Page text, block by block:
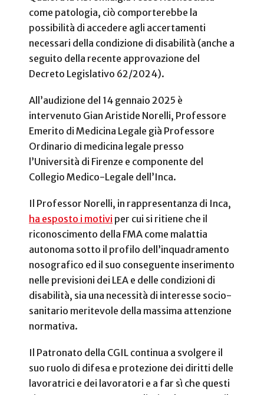
come patologia, ciò comporterebbe la
possibilità di accedere agli accertamenti
necessari della condizione di disabilità (anche a
seguito della recente approvazione del
Decreto Legislativo 62/2024).
All’audizione del 14 gennaio 2025 è
intervenuto Gian Aristide Norelli, Professore
Emerito di Medicina Legale già Professore
Ordinario di medicina legale presso
l’Università di Firenze e componente del
Collegio Medico-Legale dell’Inca.
Il Professor Norelli, in rappresentanza di Inca,
ha esposto i motivi per cui si ritiene che il
riconoscimento della FMA come malattia
autonoma sotto il profilo dell’inquadramento
nosografico ed il suo conseguente inserimento
nelle previsioni dei LEA e delle condizioni di
disabilità, sia una necessità di interesse socio-
sanitario meritevole della massima attenzione
normativa.
Il Patronato della CGIL continua a svolgere il
suo ruolo di difesa e protezione dei diritti delle
lavoratrici e dei lavoratori e a far sì che questi